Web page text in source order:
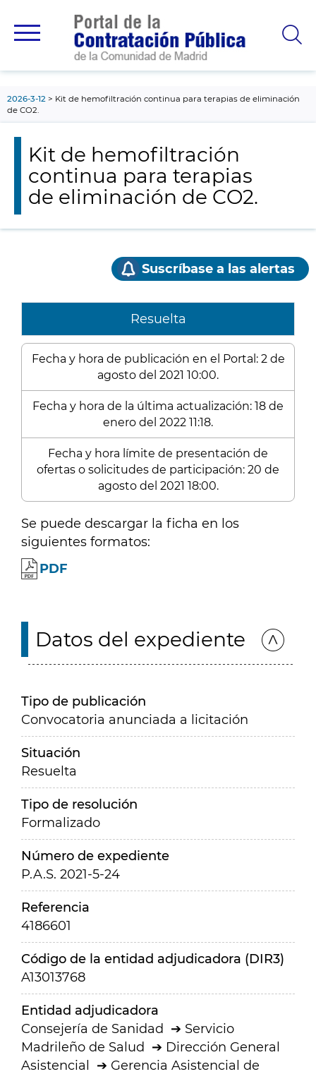
principal
2026-3-12
Kit de hemofiltración continua para terapias de eliminación
de CO2.
Kit de hemofiltración
continua para terapias
de eliminación de CO2.
Suscríbase a las alertas
Resuelta
Fecha y hora de publicación en el Portal: 2 de
agosto del 2021 10:00.
Fecha y hora de la última actualización: 18 de
enero del 2022 11:18.
Fecha y hora límite de presentación de
ofertas o solicitudes de participación: 20 de
agosto del 2021 18:00.
Se puede descargar la ficha en los
siguientes formatos:
PDF
Datos del expediente
Tipo de publicación
Convocatoria anunciada a licitación
Situación
Resuelta
Tipo de resolución
Formalizado
Número de expediente
P.A.S. 2021-5-24
Referencia
4186601
Código de la entidad adjudicadora (DIR3)
A13013768
Entidad adjudicadora
Consejería de Sanidad
Servicio
Madrileño de Salud
Dirección General
Asistencial
Gerencia Asistencial de